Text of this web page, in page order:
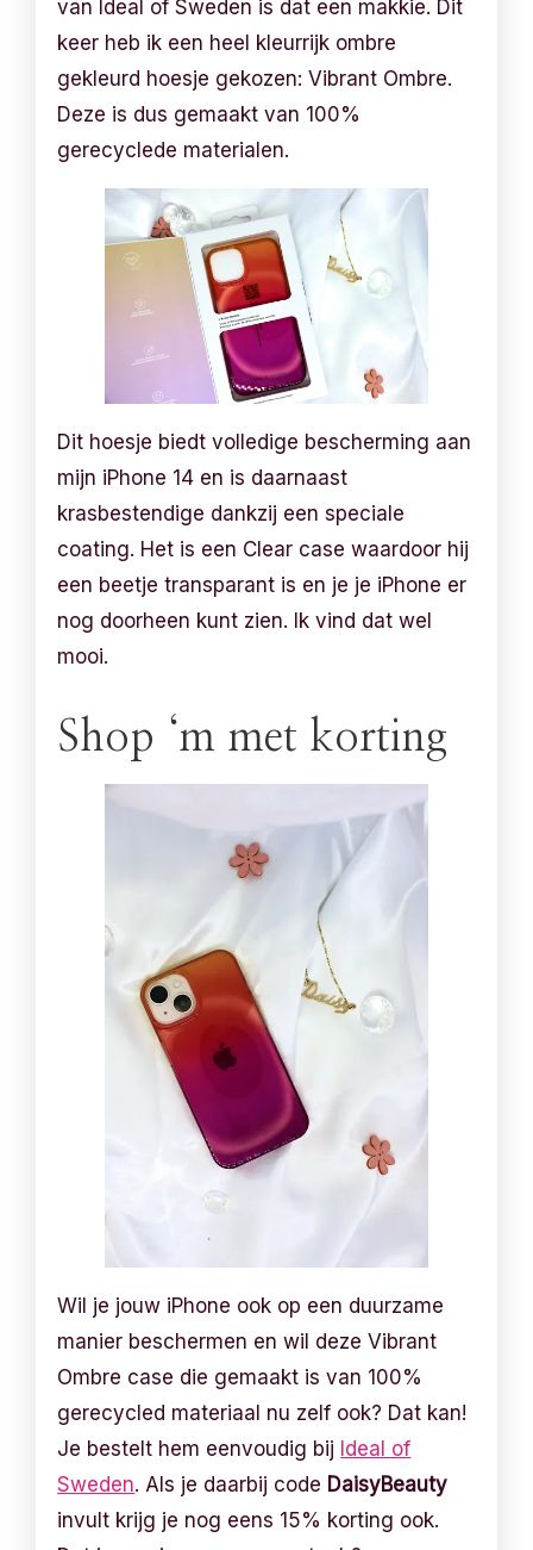
van Ideal of Sweden is dat een makkie. Dit
keer heb ik een heel kleurrijk ombre
gekleurd hoesje gekozen: Vibrant Ombre.
Deze is dus gemaakt van 100%
gerecyclede materialen.
Dit hoesje biedt volledige bescherming aan
mijn iPhone 14 en is daarnaast
krasbestendige dankzij een speciale
coating. Het is een Clear case waardoor hij
een beetje transparant is en je je iPhone er
nog doorheen kunt zien. Ik vind dat wel
mooi.
Shop ‘m met korting
Wil je jouw iPhone ook op een duurzame
manier beschermen en wil deze Vibrant
Ombre case die gemaakt is van 100%
gerecycled materiaal nu zelf ook? Dat kan!
Je bestelt hem eenvoudig bij Ideal of
Sweden. Als je daarbij code DaisyBeauty
invult krijg je nog eens 15% korting ook.